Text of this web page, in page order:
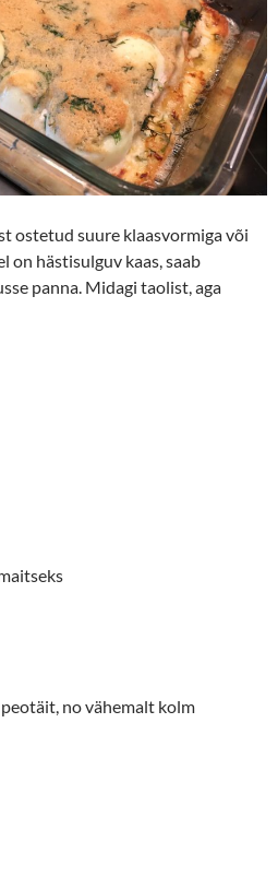
ostetud suure klaasvormiga või
on hästisulguv kaas, saab
panna. Midagi taolist, aga
no vähemalt kolm